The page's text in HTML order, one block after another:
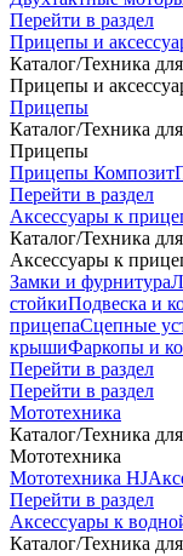
Перейти в раздел
Прицепы и
Каталог/Техника
Прицепы и
Прицепы
Каталог/Техника
Прицепы
Прицепы Композит
Перейти в раздел
Аксессуары к
Каталог/Техника
Аксессуары к
Замки и фурнитура
стойкиПодвеска и
прицепаСцепные
крышиФаркопы и
Перейти в раздел
Перейти в раздел
Мототехника
Каталог/Техника
Мототехника
Мототехника HJ
Перейти в раздел
Аксессуары к
Каталог/Техника